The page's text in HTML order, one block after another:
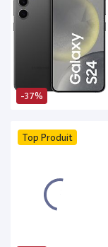
-37%
Top Produit